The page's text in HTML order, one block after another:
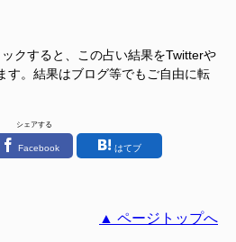
クすると、この占い結果をTwitterや
す。結果はブログ等でもご自由に転
シェアする
Facebook はてブ
▲ ページトップへ